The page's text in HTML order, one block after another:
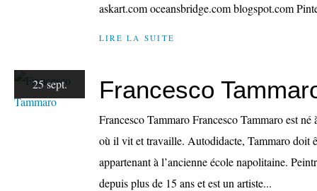
askart.com oceansbridge.com blogspot.com
LIRE LA SUITE
25 sept. Francesco
Francesco Tammaro Francesco Tammaro est
où il vit et travaille. Autodidacte, Tammaro doit
appartenant à l’ancienne école napolitaine.
depuis plus de 15 ans et est un artiste...